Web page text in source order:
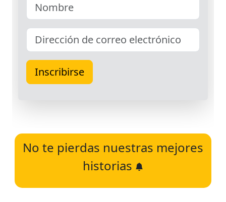
No te pierdas nuestras mejores
historias